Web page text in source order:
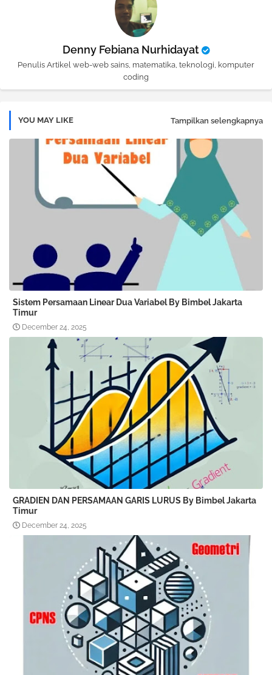
Denny Febiana Nurhidayat
Penulis Artikel web-web sains, matematika, teknologi, komputer
coding
YOU MAY LIKE Tampilkan selengkapnya
Sistem Persamaan Linear Dua Variabel By Bimbel Jakarta
Timur
December 24, 2025
GRADIEN DAN PERSAMAAN GARIS LURUS By Bimbel Jakarta
Timur
December 24, 2025